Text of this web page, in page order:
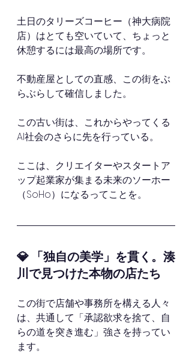
土日のタリーズコーヒー（神大病院
店）はとても空いていて、ちょっと
休憩するには最高の場所です。
不動産屋としての直感、この街をぶ
らぶらして確信しました。
この古い街は、これからやってくる
AI社会のさらに先を行っている。
ここは、クリエイターやスタートア
ップ起業家が集まる未来のソーホー
（SoHo）になるってことを。
💎 「独自の美学」を貫く。湊
川で見つけた本物の店たち
この街で店舗や事務所を構える人々
は、共通して「承認欲求を捨て、自
らの道を突き進む」強さを持ってい
ます。